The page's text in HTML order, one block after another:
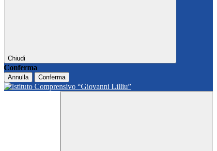
Chiudi
Conferma
Annulla Conferma